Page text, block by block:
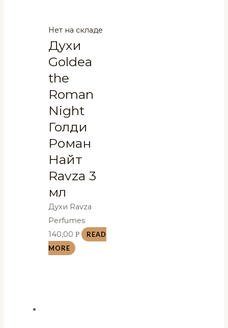
Нет на складе
Духи
Goldea
the
Roman
Night
Голди
Роман
Найт
Ravza 3
мл
Духи Ravza
Perfumes
140,00Р
READ
MORE